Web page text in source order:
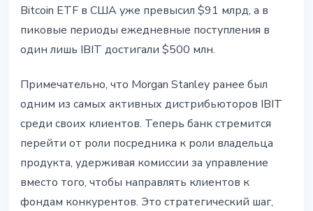
Bitcoin ETF в США уже превысил $91 млрд, а в
пиковые периоды ежедневные поступления в
один лишь IBIT достигали $500 млн.
Примечательно, что Morgan Stanley ранее был
одним из самых активных дистрибьюторов IBIT
среди своих клиентов. Теперь банк стремится
перейти от роли посредника к роли владельца
продукта, удерживая комиссии за управление
вместо того, чтобы направлять клиентов к
фондам конкурентов. Это стратегический шаг,